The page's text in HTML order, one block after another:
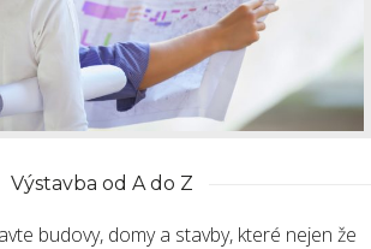
Výstavba od A do Z
budovy, domy a stavby, které nejen že